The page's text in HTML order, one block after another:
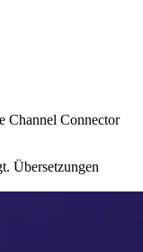
Channel Connector
Übersetzungen